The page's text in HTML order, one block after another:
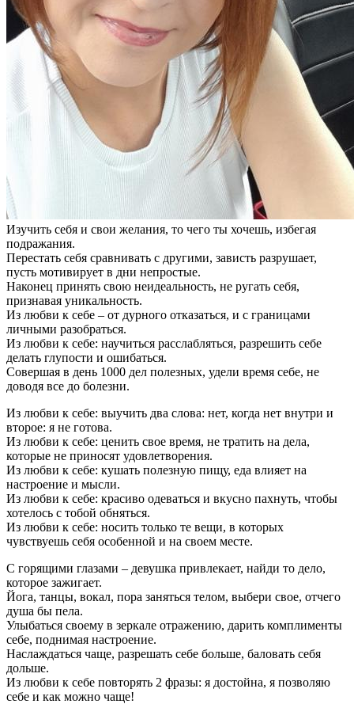
Изучить себя и свои желания, то чего ты хочешь, избегая
подражания.
Перестать себя сравнивать с другими, зависть разрушает,
пусть мотивирует в дни непростые.
Наконец принять свою неидеальность, не ругать себя,
признавая уникальность.
Из любви к себе – от дурного отказаться, и с границами
личными разобраться.
Из любви к себе: научиться расслабляться, разрешить себе
делать глупости и ошибаться.
Совершая в день 1000 дел полезных, удели время себе, не
доводя все до болезни.
Из любви к себе: выучить два слова: нет, когда нет внутри и
второе: я не готова.
Из любви к себе: ценить свое время, не тратить на дела,
которые не приносят удовлетворения.
Из любви к себе: кушать полезную пищу, еда влияет на
настроение и мысли.
Из любви к себе: красиво одеваться и вкусно пахнуть, чтобы
хотелось с тобой обняться.
Из любви к себе: носить только те вещи, в которых
чувствуешь себя особенной и на своем месте.
С горящими глазами – девушка привлекает, найди то дело,
которое зажигает.
Йога, танцы, вокал, пора заняться телом, выбери свое, отчего
душа бы пела.
Улыбаться своему в зеркале отражению, дарить комплименты
себе, поднимая настроение.
Наслаждаться чаще, разрешать себе больше, баловать себя
дольше.
Из любви к себе повторять 2 фразы: я достойна, я позволяю
себе и как можно чаще!